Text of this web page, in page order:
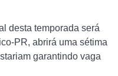
desta temporada será
PR, abrirá uma sétima
garantindo vaga